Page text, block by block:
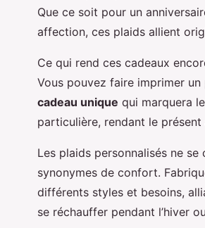
Que ce soit pour un
affection, ces plaids allient
Ce qui rend ces cadeaux
Vous pouvez faire imprimer
cadeau unique qui marquera
particulière, rendant le
Les plaids personnalisés ne
synonymes de confort.
différents styles et besoins,
se réchauffer pendant l’hiver